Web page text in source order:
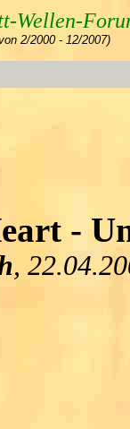
Wellen-
2/2000 - 12/2007)
-
,